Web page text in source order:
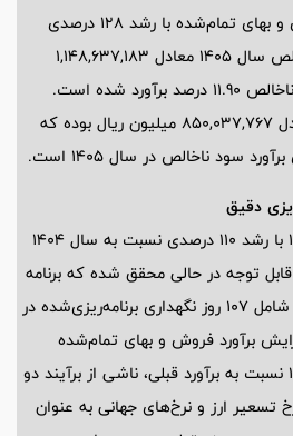
سال 1405 با رشد 110 درصدی و بهای تمام‌شده با رشد 128 درصدی
مواجه شده است. سود ناخالص سال 1405 معادل 1,148,637,183
میلیون ریال و حاشیه سود ناخالص 11.90 درصد برآورد شده است.
سود ناخالص سال 1404 معادل 850,037,767 میلیون ریال بوده که
دقیق
برآورد مبلغ فروش سال 1405 با رشد 110 درصدی نسبت به سال 1404
توجه در حالی محقق شده که برنامه
تعمیرات اساسی سال 1405 شامل 107 روز نگهداری برنامه‌ریزی‌شده در
برآورد فروش و بهای تمام‌شده
کالای فروش رفته سال 1405 نسبت به برآورد قبلی، ناشی از برآیند دو
ارز و نرخ‌های جهانی به عنوان